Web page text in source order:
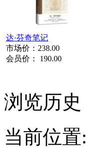
达·芬奇笔记
市场价： 238.00
会员价： 190.00
浏览历史
当前位置: